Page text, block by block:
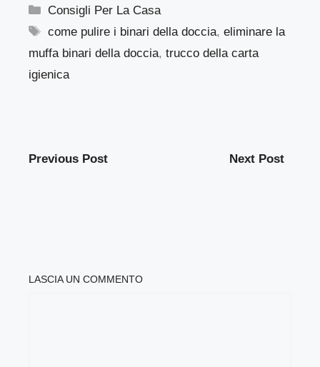
Categorie
Consigli Per La Casa
Tag
come pulire i binari della doccia,eliminare la
muffa binari della doccia, trucco della carta
igienica
Previous Post Next Post
LASCIA UN COMMENTO